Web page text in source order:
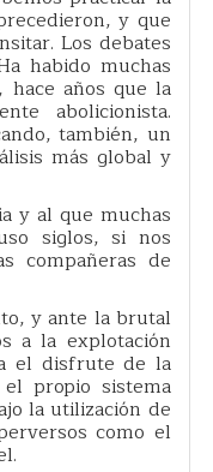
y que
Los debates
habido muchas
años que la
abolicionista.
también, un
más global y
y al que muchas
siglos, si nos
compañeras de
y ante la brutal
a la explotación
el disfrute de la
propio sistema
la utilización de
como el